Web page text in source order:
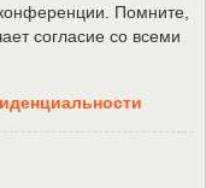
Помните,
согласие со всеми